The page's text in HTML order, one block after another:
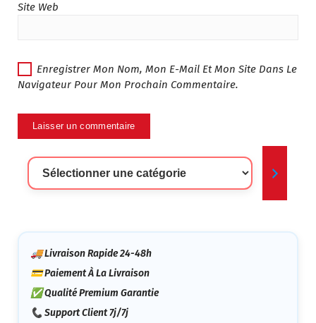
Site Web
Enregistrer Mon Nom, Mon E-Mail Et Mon Site Dans Le
Navigateur Pour Mon Prochain Commentaire.
Sélectionner
🚚 Livraison Rapide 24-48h
💳 Paiement À La Livraison
✅ Qualité Premium Garantie
📞 Support Client 7j/7j